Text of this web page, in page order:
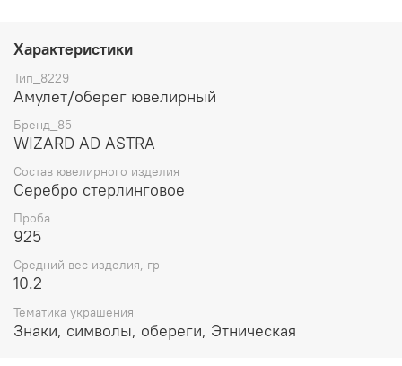
Размер амулета составляет 25 мм, а вес - 10,2 грамма.
Этот амулет подойдет как для повседневного
использования, так и как подарок близкому человеку.
Характеристики
Тип_8229
Амулет/оберег ювелирный
Бренд_85
WIZARD AD ASTRA
Состав ювелирного изделия
Серебро стерлинговое
Проба
925
Средний вес изделия, гр
10.2
Тематика украшения
Знаки, символы, обереги, Этническая